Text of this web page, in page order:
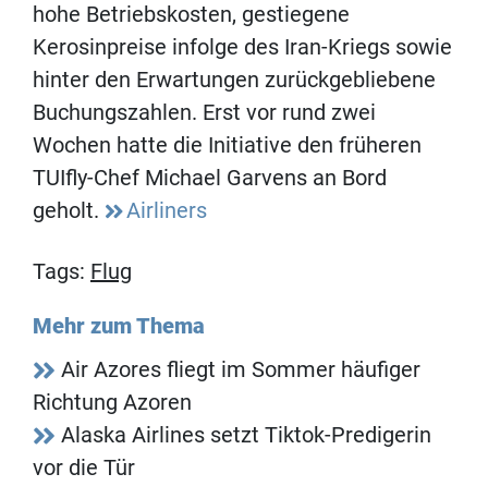
hohe Betriebskosten, gestiegene
Kerosinpreise infolge des Iran-Kriegs sowie
hinter den Erwartungen zurückgebliebene
Buchungszahlen. Erst vor rund zwei
Wochen hatte die Initiative den früheren
TUIfly-Chef Michael Garvens an Bord
geholt.
Airliners
Tags: Flug
Mehr zum Thema
Air Azores fliegt im Sommer häufiger
Richtung Azoren
Alaska Airlines setzt Tiktok-Predigerin
vor die Tür